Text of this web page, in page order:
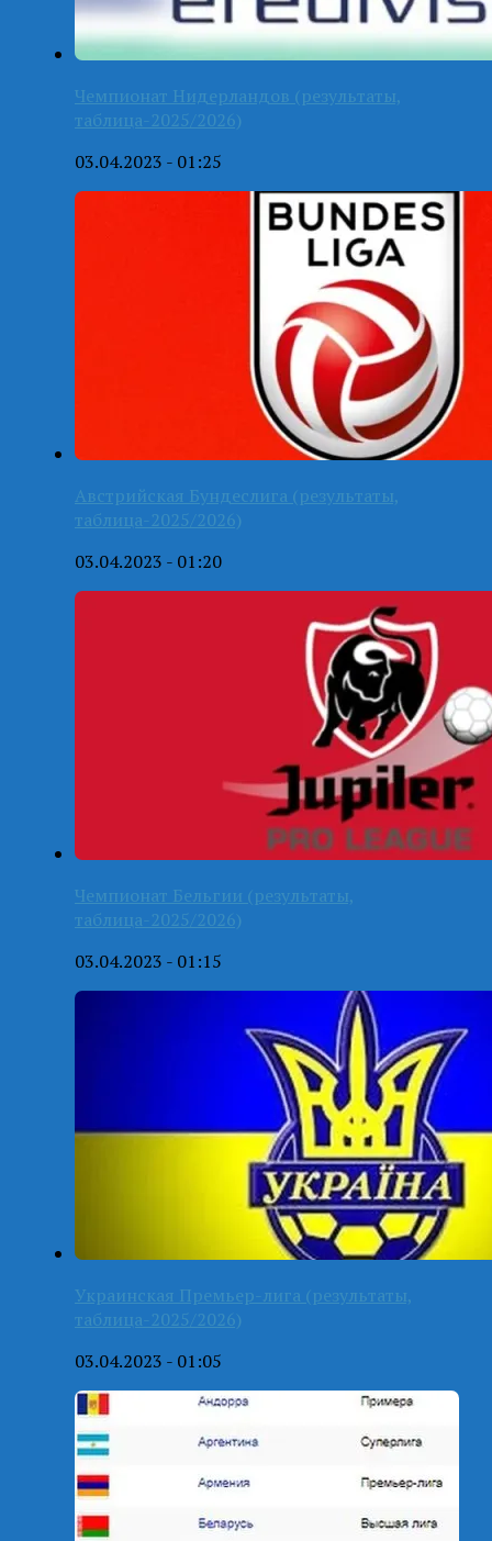
Чемпионат Нидерландов (результаты,
таблица-2025/2026)
03.04.2023 - 01:25
Австрийская Бундеслига (результаты,
таблица-2025/2026)
03.04.2023 - 01:20
Чемпионат Бельгии (результаты,
таблица-2025/2026)
03.04.2023 - 01:15
Украинская Премьер-лига (результаты,
таблица-2025/2026)
03.04.2023 - 01:05